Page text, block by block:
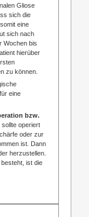
Gliose
sich die
eine
sich nach
Wochen bis
hierüber
zu können.
eine
bzw.
sollte operiert
oder zur
ist. Dann
herzustellen.
ist die